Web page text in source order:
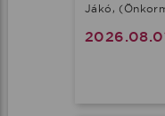
Jákó,